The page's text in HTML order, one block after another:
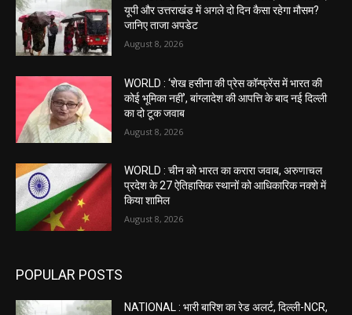
यूपी और उत्तराखंड में अगले दो दिन कैसा रहेगा मौसम?
जानिए ताजा अपडेट
August 8, 2026
WORLD : ‘शेख हसीना की प्रेस कॉन्फ्रेंस में भारत की
कोई भूमिका नहीं’, बांग्लादेश की आपत्ति के बाद नई दिल्ली
का दो टूक जवाब
August 8, 2026
WORLD : चीन को भारत का करारा जवाब, अरुणाचल
प्रदेश के 27 ऐतिहासिक स्थानों को आधिकारिक नक्शे में
किया शामिल
August 8, 2026
POPULAR POSTS
NATIONAL : भारी बारिश का रेड अलर्ट, दिल्ली-NCR,